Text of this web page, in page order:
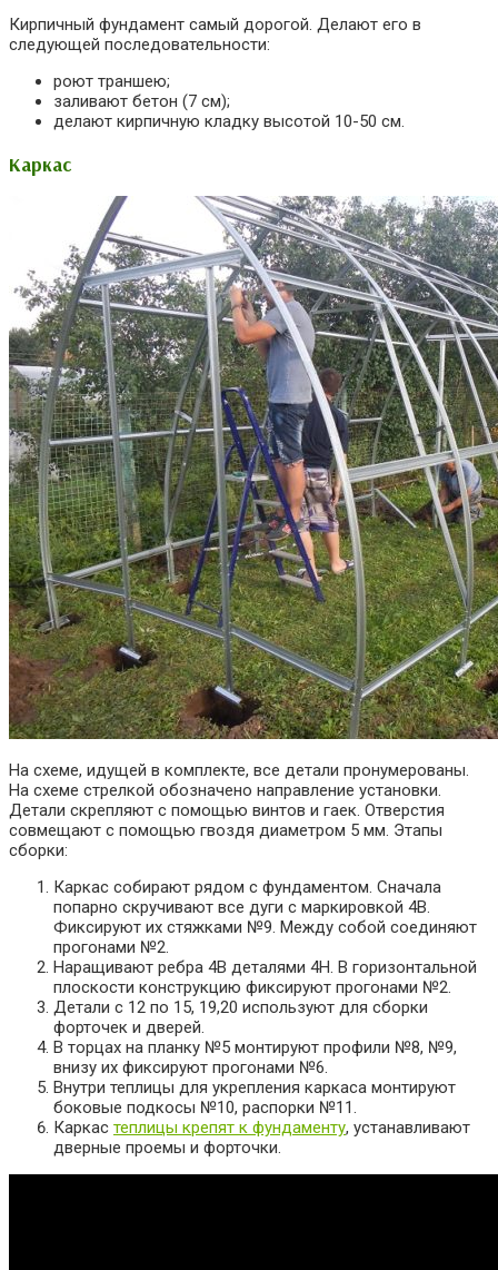
Кирпичный фундамент самый дорогой. Делают его в
следующей последовательности:
роют траншею;
заливают бетон (7 см);
делают кирпичную кладку высотой 10-50 см.
Каркас
На схеме, идущей в комплекте, все детали пронумерованы.
На схеме стрелкой обозначено направление установки.
Детали скрепляют с помощью винтов и гаек. Отверстия
совмещают с помощью гвоздя диаметром 5 мм. Этапы
сборки:
Каркас собирают рядом с фундаментом. Сначала
попарно скручивают все дуги с маркировкой 4B.
Фиксируют их стяжками №9. Между собой соединяют
прогонами №2.
Наращивают ребра 4B деталями 4H. В горизонтальной
плоскости конструкцию фиксируют прогонами №2.
Детали с 12 по 15, 19,20 используют для сборки
форточек и дверей.
В торцах на планку №5 монтируют профили №8, №9,
внизу их фиксируют прогонами №6.
Внутри теплицы для укрепления каркаса монтируют
боковые подкосы №10, распорки №11.
Каркас теплицы крепят к фундаменту, устанавливают
дверные проемы и форточки.